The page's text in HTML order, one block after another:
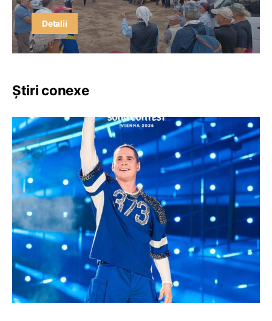
Detalii
Știri conexe